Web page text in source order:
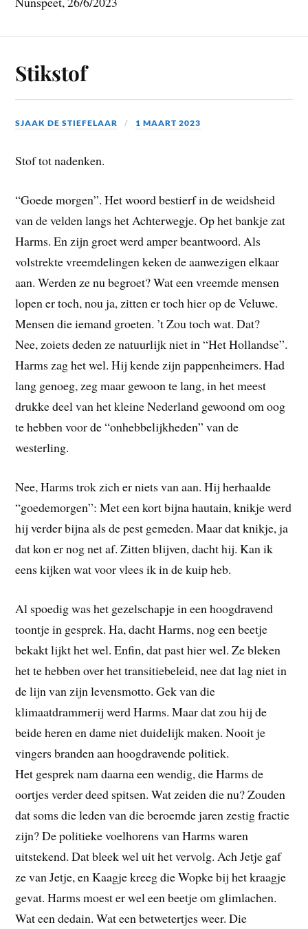
Stikstof
SJAAK DE STIEFELAAR 1 MAART 2023
Stof tot nadenken.
“Goede morgen”. Het woord bestierf in de weidsheid
van de velden langs het Achterwegje. Op het bankje zat
Harms. En zijn groet werd amper beantwoord. Als
volstrekte vreemdelingen keken de aanwezigen elkaar
aan. Werden ze nu begroet? Wat een vreemde mensen
lopen er toch, nou ja, zitten er toch hier op de Veluwe.
Mensen die iemand groeten. ’t Zou toch wat. Dat?
Nee, zoiets deden ze natuurlijk niet in “Het Hollandse”.
Harms zag het wel. Hij kende zijn pappenheimers. Had
lang genoeg, zeg maar gewoon te lang, in het meest
drukke deel van het kleine Nederland gewoond om oog
te hebben voor de “onhebbelijkheden” van de
westerling.
Nee, Harms trok zich er niets van aan. Hij herhaalde
“goedemorgen”: Met een kort bijna hautain, knikje werd
hij verder bijna als de pest gemeden. Maar dat knikje, ja
dat kon er nog net af. Zitten blijven, dacht hij. Kan ik
eens kijken wat voor vlees ik in de kuip heb.
Al spoedig was het gezelschapje in een hoogdravend
toontje in gesprek. Ha, dacht Harms, nog een beetje
bekakt lijkt het wel. Enfin, dat past hier wel. Ze bleken
het te hebben over het transitiebeleid, nee dat lag niet in
de lijn van zijn levensmotto. Gek van die
klimaatdrammerij werd Harms. Maar dat zou hij de
beide heren en dame niet duidelijk maken. Nooit je
vingers branden aan hoogdravende politiek.
Het gesprek nam daarna een wendig, die Harms de
oortjes verder deed spitsen. Wat zeiden die nu? Zouden
dat soms die leden van die beroemde jaren zestig fractie
zijn? De politieke voelhorens van Harms waren
uitstekend. Dat bleek wel uit het vervolg. Ach Jetje gaf
ze van Jetje, en Kaagje kreeg die Wopke bij het kraagje
gevat. Harms moest er wel een beetje om glimlachen.
Wat een dedain. Wat een betwetertjes weer. Die